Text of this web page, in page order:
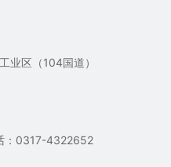
业区（104国道）
0317-4322652